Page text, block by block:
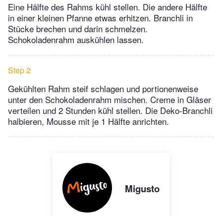
Eine Hälfte des Rahms kühl stellen. Die andere Hälfte
in einer kleinen Pfanne etwas erhitzen. Branchli in
Stücke brechen und darin schmelzen.
Schokoladenrahm auskühlen lassen.
Step 2
Gekühlten Rahm steif schlagen und portionenweise
unter den Schokoladenrahm mischen. Creme in Gläser
verteilen und 2 Stunden kühl stellen. Die Deko-Branchli
halbieren, Mousse mit je 1 Hälfte anrichten.
Migusto